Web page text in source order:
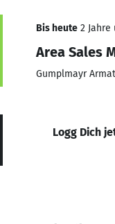
Bis heute 2 Jahre
Area Sales
Gumplmayr
Logg Dich